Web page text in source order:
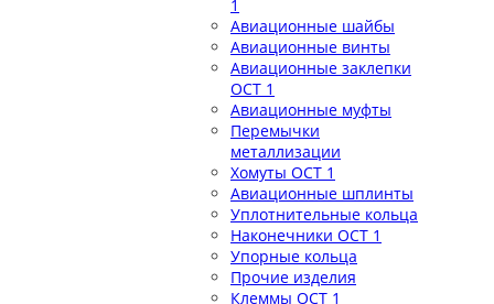
1
Авиационные шайбы
Авиационные винты
Авиационные заклепки
ОСТ 1
Авиационные муфты
Перемычки
металлизации
Хомуты ОСТ 1
Авиационные шплинты
Уплотнительные кольца
Наконечники ОСТ 1
Упорные кольца
Прочие изделия
Клеммы ОСТ 1